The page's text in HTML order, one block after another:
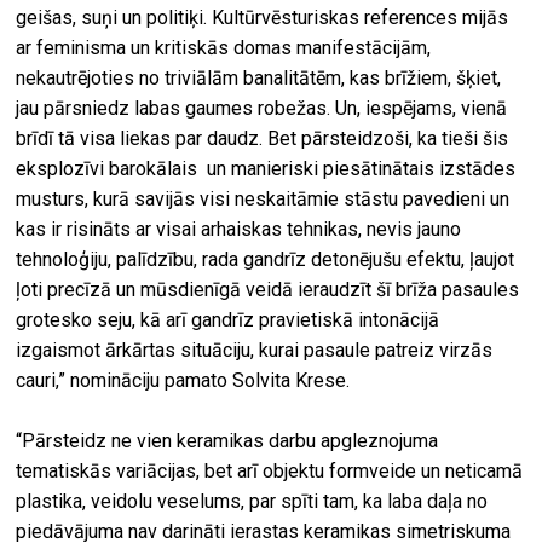
geišas, suņi un politiķi. Kultūrvēsturiskas references mijās
ar feminisma un kritiskās domas manifestācijām,
nekautrējoties no triviālām banalitātēm, kas brīžiem, šķiet,
jau pārsniedz labas gaumes robežas. Un, iespējams, vienā
brīdī tā visa liekas par daudz. Bet pārsteidzoši, ka tieši šis
eksplozīvi barokālais un manieriski piesātinātais izstādes
musturs, kurā savijās visi neskaitāmie stāstu pavedieni un
kas ir risināts ar visai arhaiskas tehnikas, nevis jauno
tehnoloģiju, palīdzību, rada gandrīz detonējušu efektu, ļaujot
ļoti precīzā un mūsdienīgā veidā ieraudzīt šī brīža pasaules
grotesko seju, kā arī gandrīz pravietiskā intonācijā
izgaismot ārkārtas situāciju, kurai pasaule patreiz virzās
cauri,” nomināciju pamato Solvita Krese.
“Pārsteidz ne vien keramikas darbu apgleznojuma
tematiskās variācijas, bet arī objektu formveide un neticamā
plastika, veidolu veselums, par spīti tam, ka laba daļa no
piedāvājuma nav darināti ierastas keramikas simetriskuma